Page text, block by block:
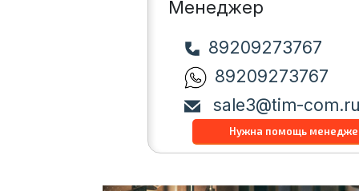
Менеджер
89209273767
89209273767
sale3@tim-